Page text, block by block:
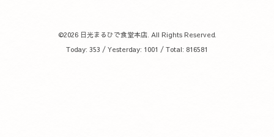
©2026 日光まるひで食堂本店. All Rights Reserved.
Today: 353 / Yesterday: 1001 / Total: 816581